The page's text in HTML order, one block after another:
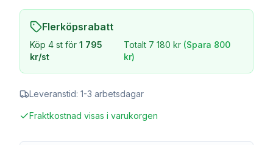
Flerköpsrabatt
Köp 4 st för 1 795
kr/st
Totalt 7 180 kr (Spara 800
kr)
Leveranstid: 1-3 arbetsdagar
Fraktkostnad visas i varukorgen